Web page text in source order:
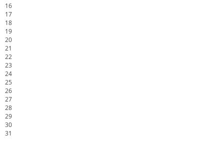
16
17
18
19
20
21
22
23
24
25
26
27
28
29
30
31